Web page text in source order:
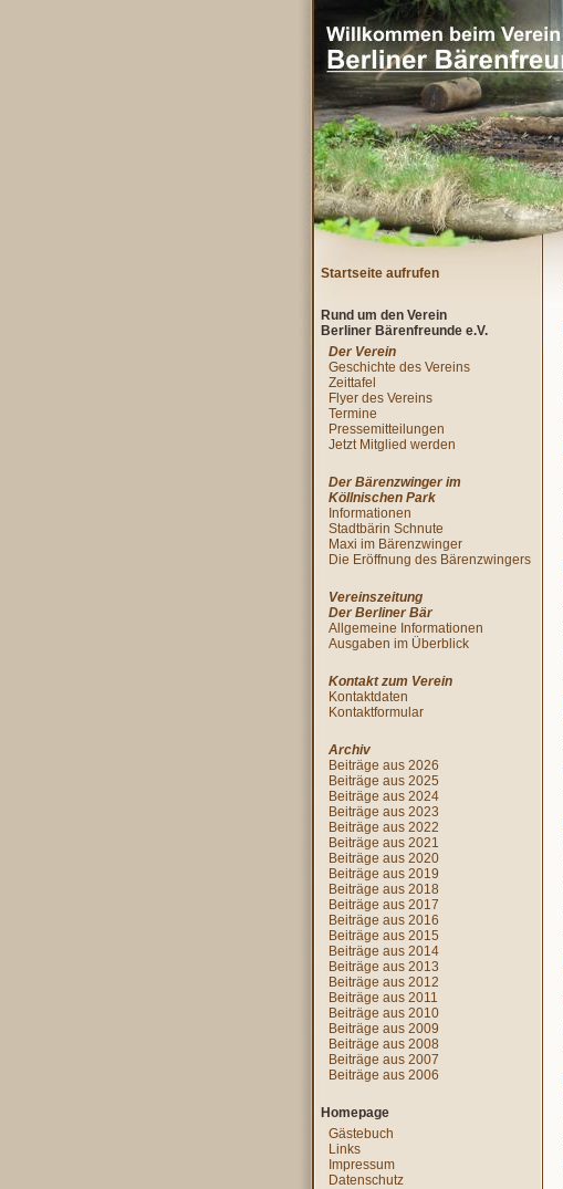
Startseite aufrufen
Rund um den Verein
Berliner Bärenfreunde e.V.
Der Verein
Geschichte des Vereins
Zeittafel
Flyer des Vereins
Termine
Pressemitteilungen
Jetzt Mitglied werden
Der Bärenzwinger im
Köllnischen Park
Informationen
Stadtbärin Schnute
Maxi im Bärenzwinger
Die Eröffnung des Bärenzwingers
Vereinszeitung
Der Berliner Bär
Allgemeine Informationen
Ausgaben im Überblick
Kontakt zum Verein
Kontaktdaten
Kontaktformular
Archiv
Beiträge aus 2026
Beiträge aus 2025
Beiträge aus 2024
Beiträge aus 2023
Beiträge aus 2022
Beiträge aus 2021
Beiträge aus 2020
Beiträge aus 2019
Beiträge aus 2018
Beiträge aus 2017
Beiträge aus 2016
Beiträge aus 2015
Beiträge aus 2014
Beiträge aus 2013
Beiträge aus 2012
Beiträge aus 2011
Beiträge aus 2010
Beiträge aus 2009
Beiträge aus 2008
Beiträge aus 2007
Beiträge aus 2006
Homepage
Gästebuch
Links
Impressum
Datenschutz